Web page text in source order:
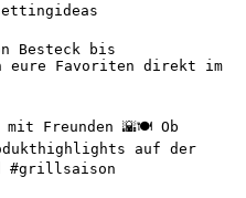
Besteck bis
eure Favoriten direkt im
Freunden 🌇🍽️ Ob
auf der
#grillsaison